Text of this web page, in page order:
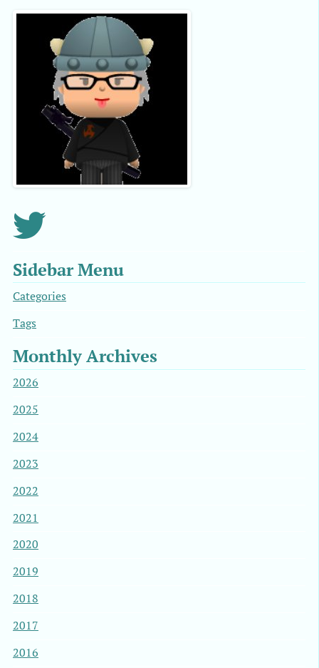
Sidebar Menu
Categories
Tags
Monthly Archives
2026
2025
2024
2023
2022
2021
2020
2019
2018
2017
2016